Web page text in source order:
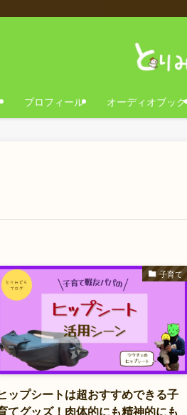
プロフィール オーディオブック
子育て
ップシートは超おすすめできる子
てグッズ！肉体的にも精神的にも